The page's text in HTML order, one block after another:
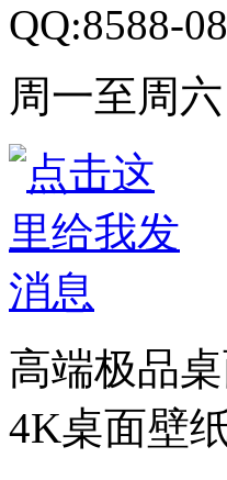
QQ:8588-
周一至周
高端极品
4K桌面壁